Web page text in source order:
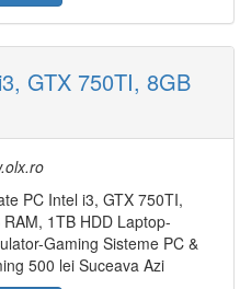
GTX 750TI, 8GB
PC Intel i3, GTX 750TI,
RAM, 1TB HDD Laptop-
Gaming Sisteme PC &
500 lei Suceava Azi